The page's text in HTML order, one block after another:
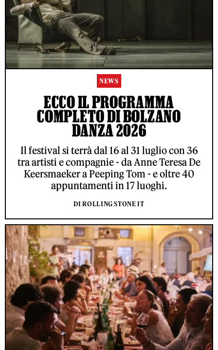
NEWS
ECCO IL PROGRAMMA
COMPLETO DI BOLZANO
DANZA 2026
Il festival si terrà dal 16 al 31 luglio con 36
tra artisti e compagnie - da Anne Teresa De
Keersmaeker a Peeping Tom - e oltre 40
appuntamenti in 17 luoghi.
DI ROLLING STONE IT